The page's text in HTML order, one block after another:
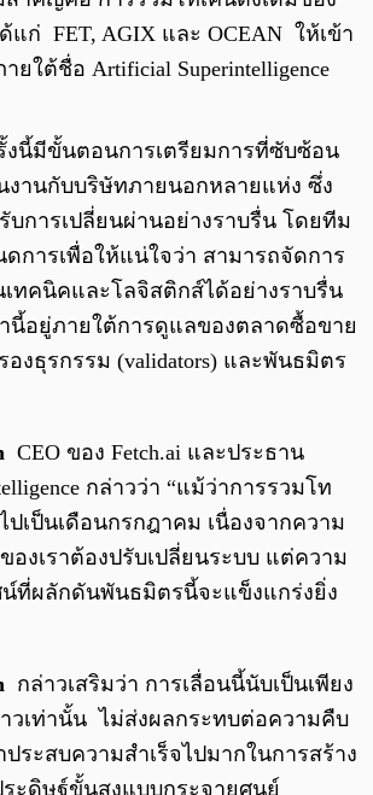
แก่ FET, AGIX และ OCEAN ให้เข้า
ยใต้ชื่อ Artificial Superintelligence
งนี้มีขั้นตอนการเตรียมการที่ซับซ้อน
งานกับบริษัทภายนอกหลายแห่ง ซึ่ง
บการเปลี่ยนผ่านอย่างราบรื่น โดยทีม
ดการเพื่อให้แน่ใจว่า สามารถจัดการ
ทคนิคและโลจิสติกส์ได้อย่างราบรื่น
นี้อยู่ภายใต้การดูแลของตลาดซื้อขาย
รองธุรกรรม (validators) และพันธมิตร
CEO ของ Fetch.ai และประธาน
กล่าวว่า “แม้ว่าการรวมโท
ปเป็นเดือนกรกฎาคม เนื่องจากความ
องเราต้องปรับเปลี่ยนระบบ แต่ความ
ที่ผลักดันพันธมิตรนี้จะแข็งแกร่งยิ่ง
กล่าวเสริมว่า การเลื่อนนี้นับเป็นเพียง
วเท่านั้น ไม่ส่งผลกระทบต่อความคืบ
ระสบความสำเร็จไปมากในการสร้าง
ะดิษฐ์ขั้นสูงแบบกระจายศูนย์